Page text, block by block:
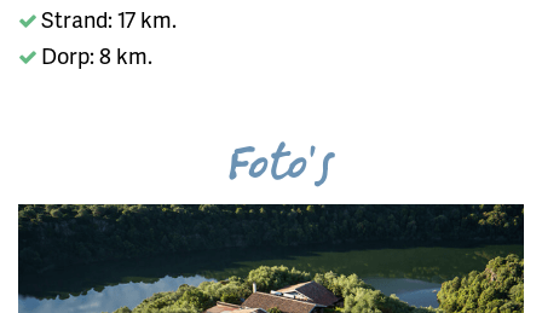
Strand: 17 km.
Dorp: 8 km.
Foto's